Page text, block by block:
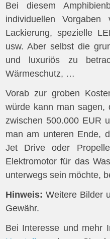
Bei diesem
individuellen
Lackierung, spezielle
usw. Aber selbst die
und luxuriös zu
Wärmeschutz, …
Vorab zur groben
würde kann man sagen,
zwischen 500.000 EUR
man am unteren Ende,
Jet Drive oder
Elektromotor für das
unterwegs sein möchte,
Hinweis: Weitere Bilder
Gewähr.
Bei Interesse und mehr